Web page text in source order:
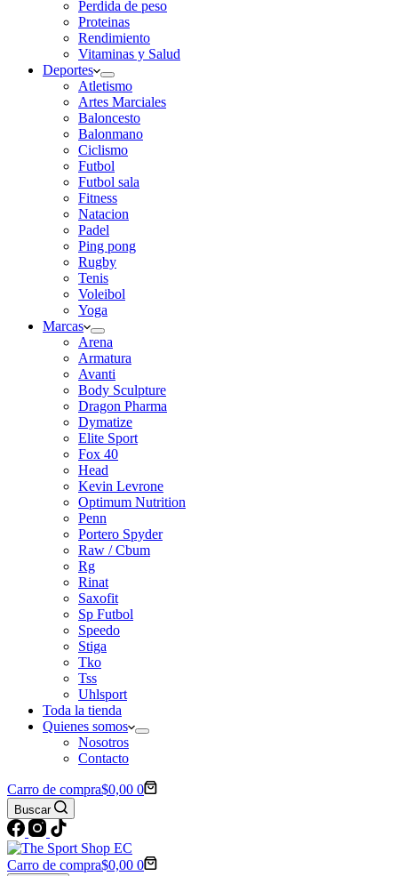
Perdida de peso
Proteinas
Rendimiento
Vitaminas y Salud
Deportes
Atletismo
Artes Marciales
Baloncesto
Balonmano
Ciclismo
Futbol
Futbol sala
Fitness
Natacion
Padel
Ping pong
Rugby
Tenis
Voleibol
Yoga
Marcas
Arena
Armatura
Avanti
Body Sculpture
Dragon Pharma
Dymatize
Elite Sport
Fox 40
Head
Kevin Levrone
Optimum Nutrition
Penn
Portero Spyder
Raw / Cbum
Rg
Rinat
Saxofit
Sp Futbol
Speedo
Stiga
Tko
Tss
Uhlsport
Toda la tienda
Quienes somos
Nosotros
Contacto
Carro de compra$0,00 0
Buscar
Carro de compra$0,00 0